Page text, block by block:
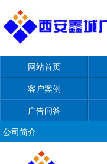
网站首页
客户案例
广告问答
公司简介